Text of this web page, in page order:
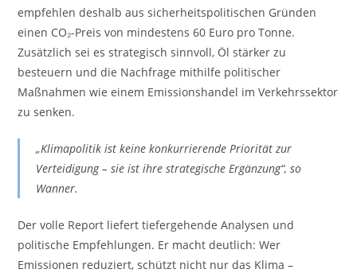
empfehlen deshalb aus sicherheitspolitischen Gründen
einen CO₂-Preis von mindestens 60 Euro pro Tonne.
Zusätzlich sei es strategisch sinnvoll, Öl stärker zu
besteuern und die Nachfrage mithilfe politischer
Maßnahmen wie einem Emissionshandel im Verkehrssektor
zu senken.
„Klimapolitik ist keine konkurrierende Priorität zur
Verteidigung – sie ist ihre strategische Ergänzung“, so
Wanner.
Der volle Report liefert tiefergehende Analysen und
politische Empfehlungen. Er macht deutlich: Wer
Emissionen reduziert, schützt nicht nur das Klima –